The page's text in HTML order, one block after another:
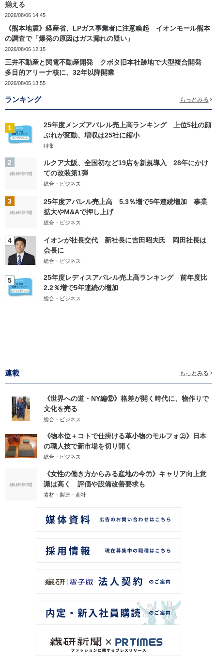
揃える
2026/08/06 14:45
《熊本地震》経産省、LPガス事業者に注意喚起 イオンモール熊本
の調査で「爆発の原因はガス漏れの疑い」
2026/08/06 12:15
三井不動産と関電不動産開発 クボタ旧本社跡地で大型複合開発
多目的アリーナ核に、32年以降開業
2026/08/05 13:55
ランキング もっとみる
1
25年度メンズアパレル売上高ランキング 上位5社の顔
ぶれが変動、増収は25社に縮小
特集
2
ルクア大阪、全国初など19店を新規導入 28年にかけ
ての改装第1弾
総合・ビジネス
3
25年度アパレル売上高 5.3％増で5年連続増加 事業
拡大やM&Aで押し上げ
総合・ビジネス
4
イオンが社長交代 新社長に吉田昭夫氏 岡田社長は
会長に
総合・ビジネス
5
25年度レディスアパレル売上高ランキング 前年度比
2.2％増で5年連続の増加
総合・ビジネス
連載 もっとみる
《世界への道・NY編⑫》格差が開く時代に、物作りで
文化を売る
総合・ビジネス
《物本位＋コトで仕掛ける革小物のモルフォ㊤》日本
の職人技で新市場を切り開く
総合・ビジネス
《女性の働き方からみる産地の今㊦》キャリア向上意
識は高く 評価や設備改善要求も
素材・製造・商社